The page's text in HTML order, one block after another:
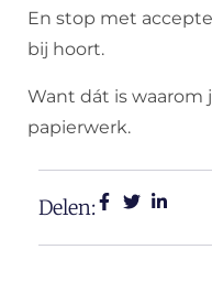
En stop met
bij hoort.
Want dát is waarom
papierwerk.
Delen: